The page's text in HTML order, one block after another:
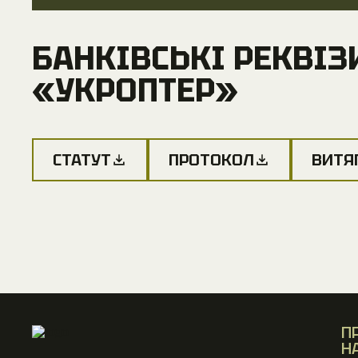
БАНКІВСЬКІ
«УКРОПТЕР»
БАНКІВСЬКІ
«УКРОПТЕР»
СТАТУТ ПРОТОКОЛ